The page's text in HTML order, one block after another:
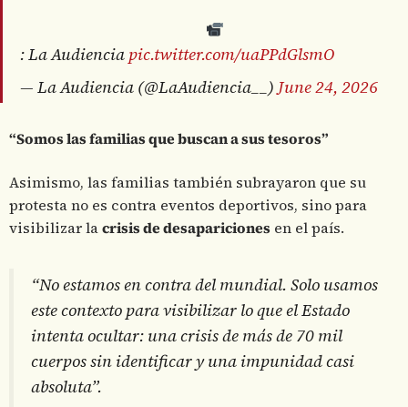
: La Audiencia pic.twitter.com/uaPPdGlsmO
— La Audiencia (@LaAudiencia__) June 24, 2026
“Somos las familias que buscan a sus tesoros”
Asimismo, las familias también subrayaron que su
protesta no es contra eventos deportivos, sino para
visibilizar lacrisis de desapariciones en el país.
“No estamos en contra del mundial. Solo usamos
este contexto para visibilizar lo que el Estado
intenta ocultar: una crisis de más de 70 mil
cuerpos sin identificar y una impunidad casi
absoluta”.